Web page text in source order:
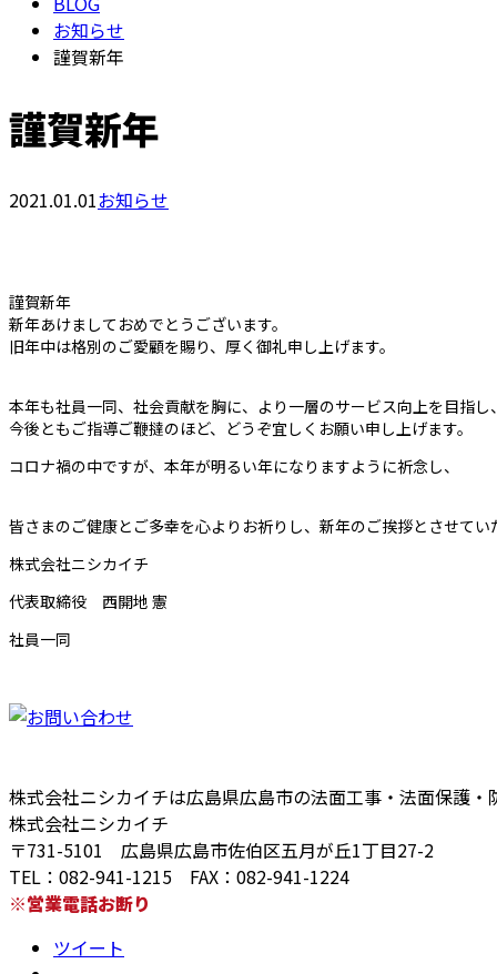
お知らせ
謹賀新年
謹賀新年
2021.01.01お知らせ
謹賀新年
新年あけましておめでとうございます。
旧年中は格別のご愛顧を賜り、厚く御礼申し上げます。
本年も社員一同、社会貢献を胸に、より一層のサービス向上を目指
今後ともご指導ご鞭撻のほど、どうぞ宜しくお願い申し上げます。
コロナ禍の中ですが、本年が明るい年になりますように祈念し、
皆さまのご健康とご多幸を心よりお祈りし、新年のご挨拶とさせてい
株式会社ニシカイチ
代表取締役 西開地 憲
社員一同
株式会社ニシカイチは広島県広島市の法面工事・法面保護・
株式会社ニシカイチ
〒731-5101 広島県広島市佐伯区五月が丘1丁目27-2
TEL：082-941-1215 FAX：082-941-1224
※営業電話お断り
ツイート